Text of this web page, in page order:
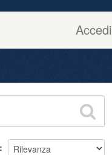
Accedi